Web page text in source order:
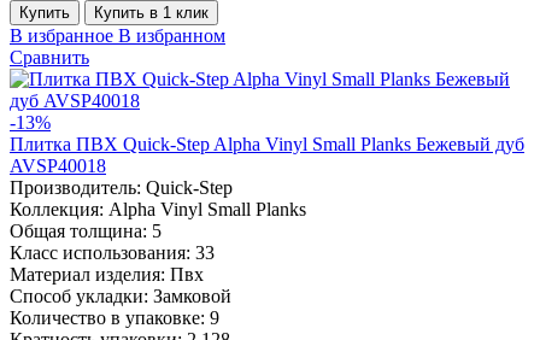
Купить Купить в 1 клик
В избранное В избранном
Сравнить
-13%
Плитка ПВХ Quick-Step Alpha Vinyl Small Planks Бежевый дуб
AVSP40018
Производитель: Quick-Step
Коллекция: Alpha Vinyl Small Planks
Общая толщина: 5
Класс использования: 33
Материал изделия: Пвх
Способ укладки: Замковой
Количество в упаковке: 9